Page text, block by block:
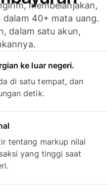
membelanjakan,
dalam 40+ mata uang.
dalam satu akun,
ke luar negeri.
di satu tempat, dan
detik.
tentang markup nilai
yang tinggi saat